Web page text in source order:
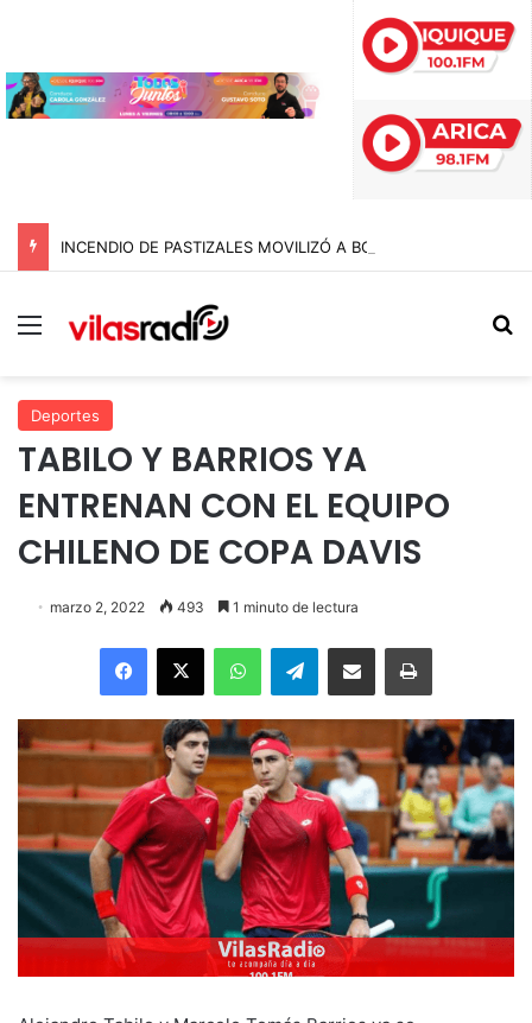
Menú
Deportes
TABILO Y BARRIOS YA
ENTRENAN CON EL EQUIPO
CHILENO DE COPA DAVIS
marzo 2, 2022 493 1 minuto de lectura
Facebook
X WhatsAppTelegramEnviar vía email Imprimir